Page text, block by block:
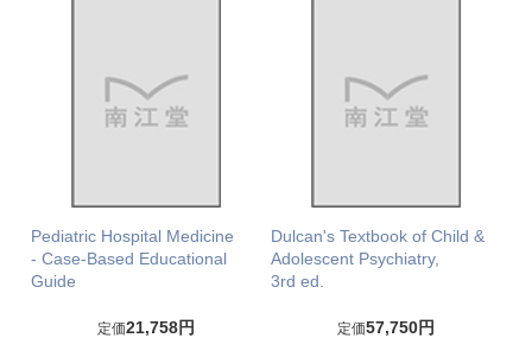
Pediatric Hospital Medicine
- Case-Based Educational
Guide
定価21,758円
Dulcan's Textbook of Child &
Adolescent Psychiatry,
3rd ed.
定価57,750円